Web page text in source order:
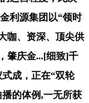
利源集团以“领时
咖、资深、顶尖供
肇庆金...[细致]千
成，正在“双轮
的体例,一无所获